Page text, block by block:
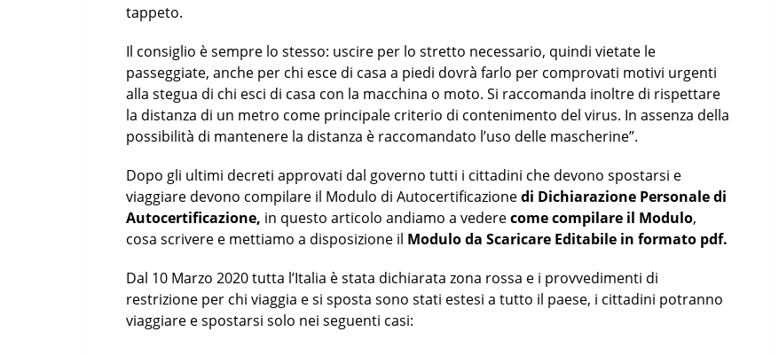
tappeto.
Il consiglio è sempre lo stesso: uscire per lo stretto necessario, quindi vietate le
passeggiate, anche per chi esce di casa a piedi dovrà farlo per comprovati motivi urgenti
alla stegua di chi esci di casa con la macchina o moto. Si raccomanda inoltre di rispettare
la distanza di un metro come principale criterio di contenimento del virus. In assenza della
possibilità di mantenere la distanza è raccomandato l’uso delle mascherine”.
Dopo gli ultimi decreti approvati dal governo tutti i cittadini che devono spostarsi e
viaggiare devono compilare il Modulo di Autocertificazionedi Dichiarazione Personale di
Autocertificazione, in questo articolo andiamo a vederecome compilare il Modulo,
cosa scrivere e mettiamo a disposizione il Modulo da Scaricare Editabile in formato pdf.
Dal 10 Marzo 2020 tutta l’Italia è stata dichiarata zona rossa e i provvedimenti di
restrizione per chi viaggia e si sposta sono stati estesi a tutto il paese, i cittadini potranno
viaggiare e spostarsi solo nei seguenti casi: